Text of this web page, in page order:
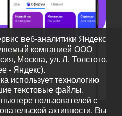
веб-аналитики Яндекс
компанией ООО
Москва, ул. Л. Толстого,
- Яндекс).
использует технологию
текстовые файлы,
пользователей с
активности. Вы